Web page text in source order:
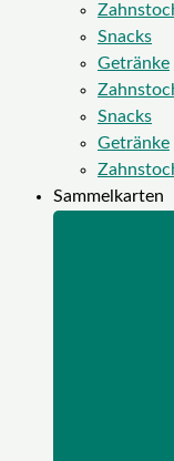
Snacks
Getränke
Snacks
Getränke
Sammelkarten